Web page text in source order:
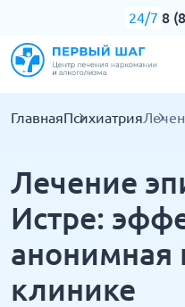
24/7 8
ГлавнаяПсихиатрия
Лечение
Истре:
клинике